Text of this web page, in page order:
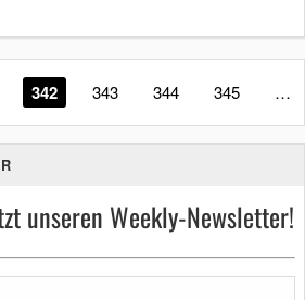
342 343 344 345 …
unseren Weekly-Newsletter!